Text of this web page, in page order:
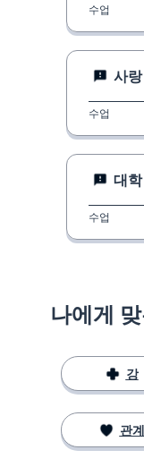
수업
사
수업
대
수업
나에게
강
관계